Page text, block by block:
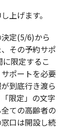
上げます。
定(5/6)から
その予約サポ
限定するこ
ポートを必要
到底行き渡ら
限定」の文字
ての高齢者の
口は開設し続